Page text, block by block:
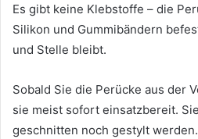
Es gibt keine Klebstoffe – die
Silikon und Gummibändern
und Stelle bleibt.
Sobald Sie die Perücke aus der
sie meist sofort einsatzbereit.
geschnitten noch gestylt